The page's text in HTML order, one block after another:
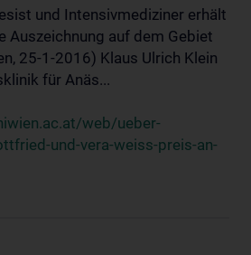
und Intensivmediziner erhält
Auszeichnung auf dem Gebiet
25-1-2016) Klaus Ulrich Klein
für Anäs...
web/ueber-
und-vera-weiss-preis-an-